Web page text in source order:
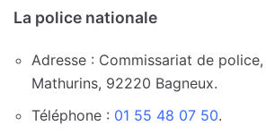
La police nationale
Adresse : Commissariat de
Mathurins, 92220 Bagneux.
Téléphone : 01 55 48 07 50.